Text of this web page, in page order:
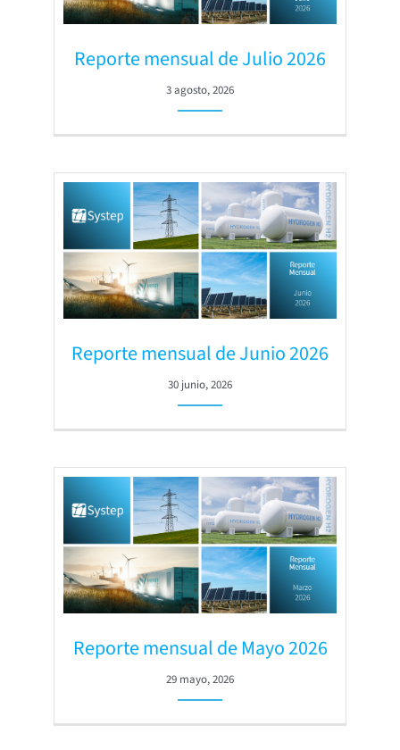
Reporte mensual de Julio 2026
3 agosto, 2026
Reporte mensual de Junio 2026
30 junio, 2026
Reporte mensual de Mayo 2026
29 mayo, 2026